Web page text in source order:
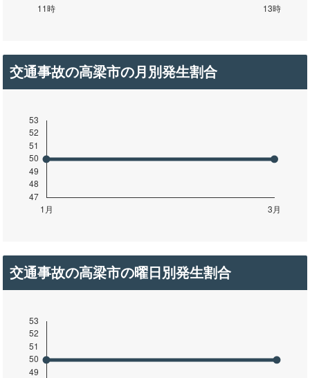
交通事故の高梁市の月別発生割合
交通事故の高梁市の曜日別発生割合